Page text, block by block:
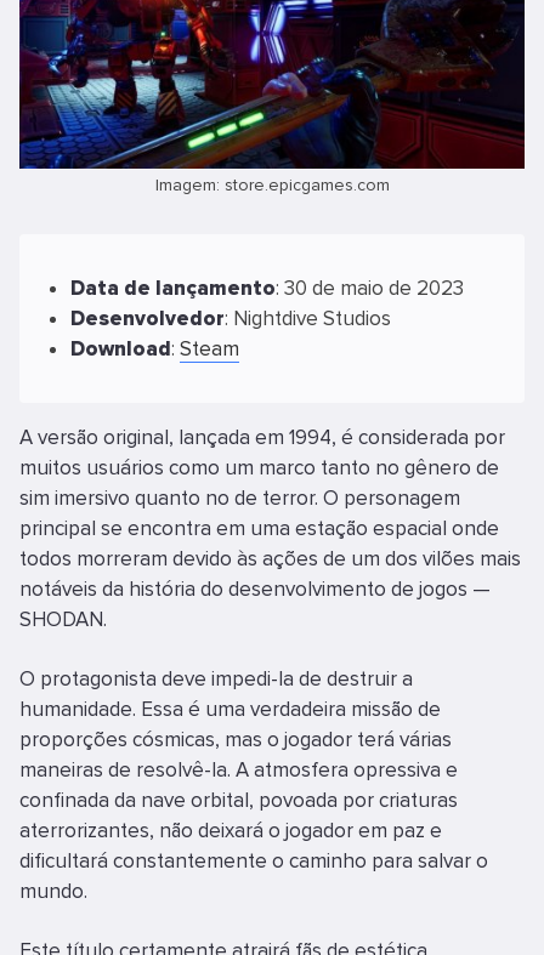
Imagem: store.epicgames.com
Data de lançamento: 30 de maio de 2023
Desenvolvedor: Nightdive Studios
Download: Steam
A versão original, lançada em 1994, é considerada por
muitos usuários como um marco tanto no gênero de
sim imersivo quanto no de terror. O personagem
principal se encontra em uma estação espacial onde
todos morreram devido às ações de um dos vilões mais
notáveis da história do desenvolvimento de jogos —
SHODAN.
O protagonista deve impedi-la de destruir a
humanidade. Essa é uma verdadeira missão de
proporções cósmicas, mas o jogador terá várias
maneiras de resolvê-la. A atmosfera opressiva e
confinada da nave orbital, povoada por criaturas
aterrorizantes, não deixará o jogador em paz e
dificultará constantemente o caminho para salvar o
mundo.